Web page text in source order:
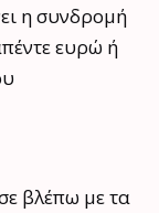
η συνδρομή
ευρώ ή
βλέπω με τα